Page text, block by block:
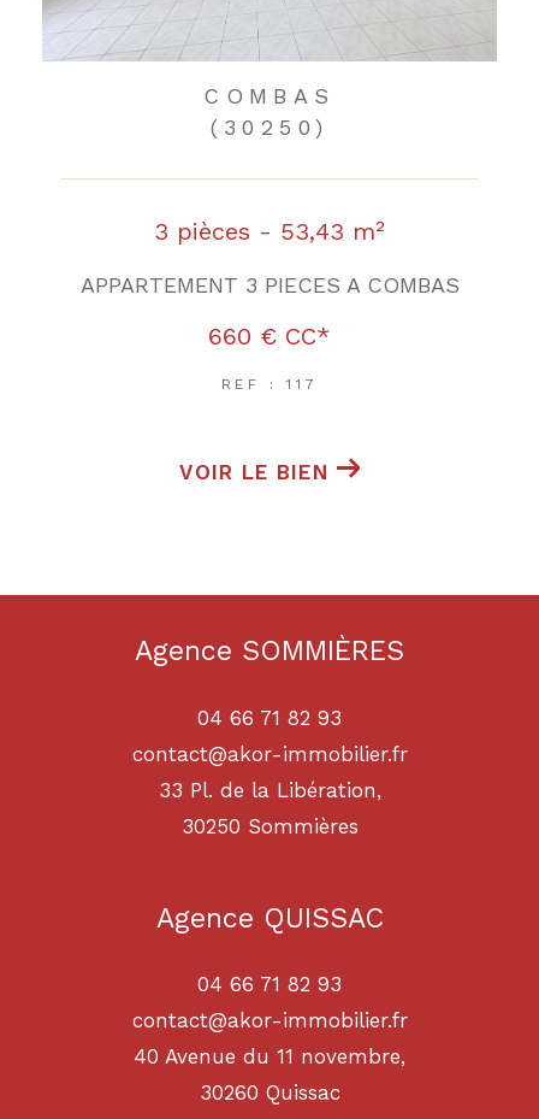
COMBAS
(30250)
3 pièces - 53,43 m²
APPARTEMENT 3 PIECES A COMBAS
660 € CC*
REF : 117
VOIR LE BIEN
Agence SOMMIÈRES
04 66 71 82 93
contact@akor-immobilier.fr
33 Pl. de la Libération,
30250
sommières
Agence QUISSAC
04 66 71 82 93
contact@akor-immobilier.fr
40 Avenue du 11 novembre,
30260
quissac